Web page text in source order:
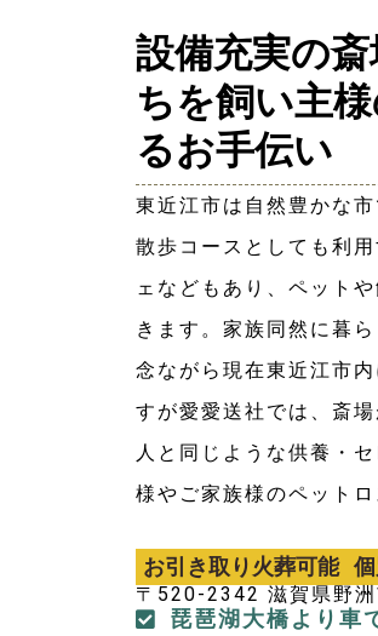
設備充実の
ちを飼い主
るお手伝い
東近江市は自然豊かな
散歩コースとしても利
ェなどもあり、ペット
きます。家族同然に暮
念ながら現在東近江市
すが愛愛送社では、斎
人と同じような供養・
様やご家族様のペット
お引き取り火葬可能
〒520-2342 滋賀県野
琵琶湖大橋より車